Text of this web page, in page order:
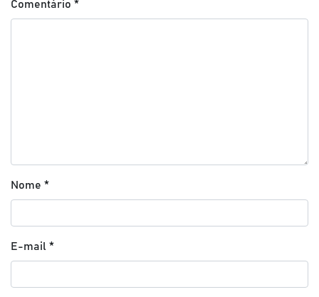
Comentário *
Nome *
E-mail *